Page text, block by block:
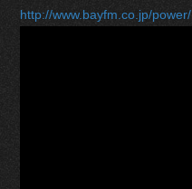
http://www.bayfm.co.jp/power/